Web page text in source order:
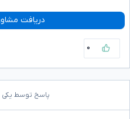
دریافت
۰
پاسخ توسط یکی